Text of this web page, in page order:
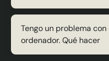
Tengo un problema
ordenador. Qué hacer